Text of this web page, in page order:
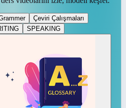
Çeviri Çalışmaları
SPEAKING